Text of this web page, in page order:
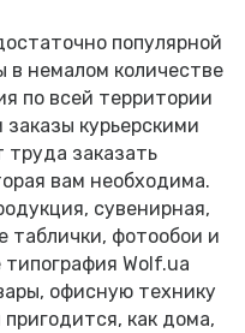
популярной
в немалом количестве
по всей территории
курьерскими
заказать
вам необходима.
сувенирная,
таблички, фотообои и
Wolf.ua
офисную технику
как дома,